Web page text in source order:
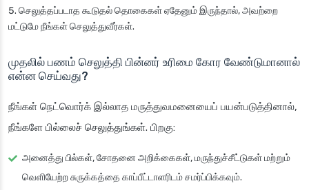
செலுத்தப்படாத கூடுதல் தொகைகள் ஏதேனும் இருந்தால், அவற்றை
மட்டுமே நீங்கள் செலுத்துவீர்கள்.
முதலில் பணம் செலுத்தி பின்னர் உரிமை கோர வேண்டுமானால்
என்ன செய்வது?
நீங்கள் நெட்வொர்க் இல்லாத மருத்துவமனையைப் பயன்படுத்தினால்,
நீங்களே பில்லைச் செலுத்துங்கள். பிறகு:
அனைத்து பில்கள், சோதனை அறிக்கைகள், மருந்துச்சீட்டுகள் மற்றும்
வெளியேற்ற சுருக்கத்தை காப்பீட்டாளரிடம் சமர்ப்பிக்கவும்.